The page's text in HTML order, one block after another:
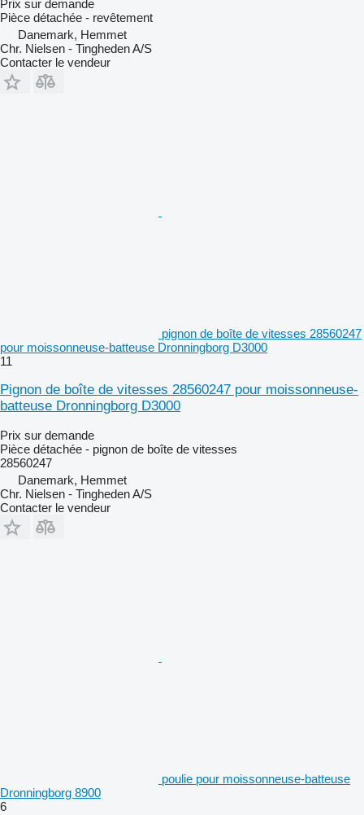
Prix sur demande
Pièce détachée - revêtement
Danemark, Hemmet
Chr. Nielsen - Tingheden A/S
Contacter le vendeur
pignon de boîte de vitesses 28560247
pour moissonneuse-batteuse Dronningborg D3000
11
Pignon de boîte de vitesses 28560247 pour moissonneuse-
batteuse Dronningborg D3000
Prix sur demande
Pièce détachée - pignon de boîte de vitesses
28560247
Danemark, Hemmet
Chr. Nielsen - Tingheden A/S
Contacter le vendeur
poulie pour moissonneuse-batteuse
Dronningborg 8900
6